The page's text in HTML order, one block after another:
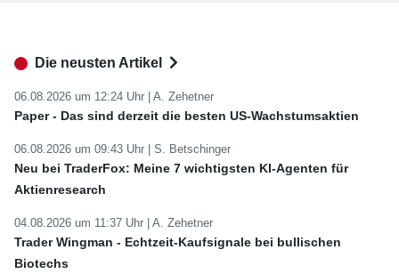
Die neusten Artikel
06.08.2026 um 12:24 Uhr | A. Zehetner
Paper - Das sind derzeit die besten US-Wachstumsaktien
06.08.2026 um 09:43 Uhr | S. Betschinger
Neu bei TraderFox: Meine 7 wichtigsten KI-Agenten für
Aktienresearch
04.08.2026 um 11:37 Uhr | A. Zehetner
Trader Wingman - Echtzeit-Kaufsignale bei bullischen
Biotechs